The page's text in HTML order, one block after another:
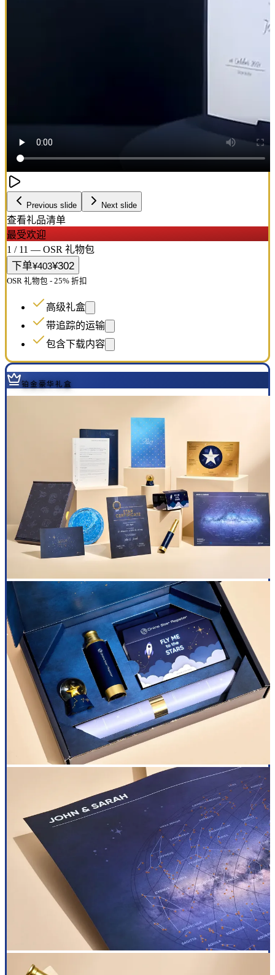
Previous slide Next slide
查看礼品清单
最受欢迎
1 / 11 — OSR 礼物包
下单¥403¥302
OSR 礼物包 - 25% 折扣
高级礼盒
带追踪的运输
包含下载内容
铂金豪华礼盒